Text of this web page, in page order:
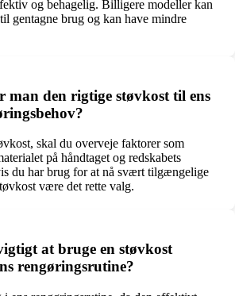
og behagelig. Billigere modeller kan
gentagne brug og kan have mindre
den rigtige støvkost til ens
skal du overveje faktorer som
på håndtaget og redskabets
du har brug for at nå svært tilgængelige
være det rette valg.
at bruge en støvkost
rengøringsrutine?